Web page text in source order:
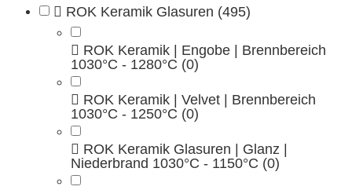
ROK Keramik Glasuren (495)
ROK Keramik | Engobe | Brennbereich
1030°C - 1280°C (0)
ROK Keramik | Velvet | Brennbereich
1030°C - 1250°C (0)
ROK Keramik Glasuren | Glanz |
Niederbrand 1030°C - 1150°C (0)